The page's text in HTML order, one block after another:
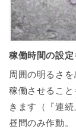
稼働時間の設
周囲の明るさを
稼働させるこ
きます（『連
昼間のみ作動。